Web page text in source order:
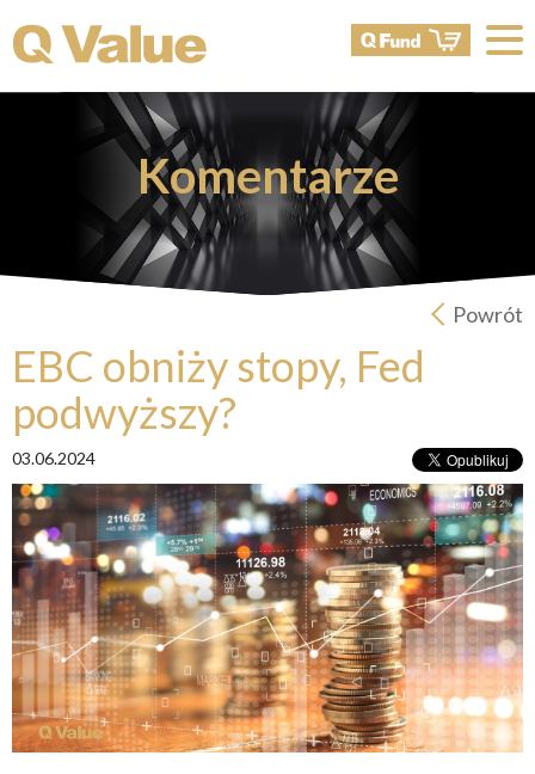
Komentarze
Powrót
EBC obniży stopy, Fed
podwyższy?
03.06.2024